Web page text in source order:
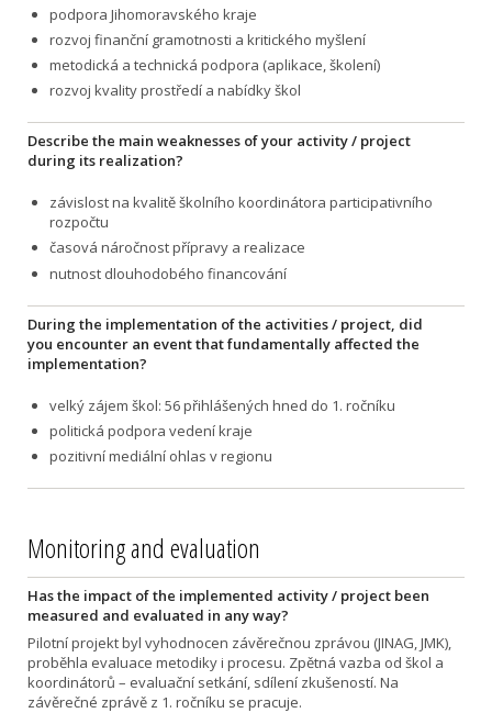
podpora Jihomoravského kraje
rozvoj finanční gramotnosti a kritického myšlení
metodická a technická podpora (aplikace, školení)
rozvoj kvality prostředí a nabídky škol
Describe the main weaknesses of your activity / project
during its realization?
závislost na kvalitě školního koordinátora participativního
rozpočtu
časová náročnost přípravy a realizace
nutnost dlouhodobého financování
During the implementation of the activities / project, did
you encounter an event that fundamentally affected the
implementation?
velký zájem škol: 56 přihlášených hned do 1. ročníku
politická podpora vedení kraje
pozitivní mediální ohlas v regionu
Monitoring and evaluation
Has the impact of the implemented activity / project been
measured and evaluated in any way?
Pilotní projekt byl vyhodnocen závěrečnou zprávou (JINAG, JMK),
proběhla evaluace metodiky i procesu. Zpětná vazba od škol a
koordinátorů – evaluační setkání, sdílení zkušeností. Na
závěrečné zprávě z 1. ročníku se pracuje.